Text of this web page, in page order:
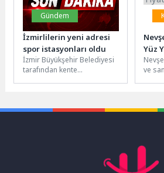
Gündem
İzmirlilerin yeni adresi
spor istasyonları oldu
İzmir Büyükşehir Belediyesi
tarafından kente
yapma imkânı...
Yüz
ve